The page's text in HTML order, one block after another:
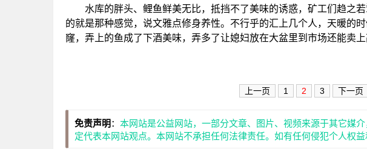
水库的胖头、鲤鱼鲜美无比，抵挡不了美味的诱惑，矿工们趋之若
的就是那种感觉，说文雅点修身养性。不行乎的汇上几个人，天暖的
窿，弄上的鱼成了下酒美味，弄多了让媳妇放在大盆里到市场还能卖上
上一页 1 2 3 下一页
免责声明 ： 本网站是公益网站，一部分文章、图片、视频来源于其它媒
定代表本网站观点。本网站不承担任何法律责任。如有任何侵犯个人权